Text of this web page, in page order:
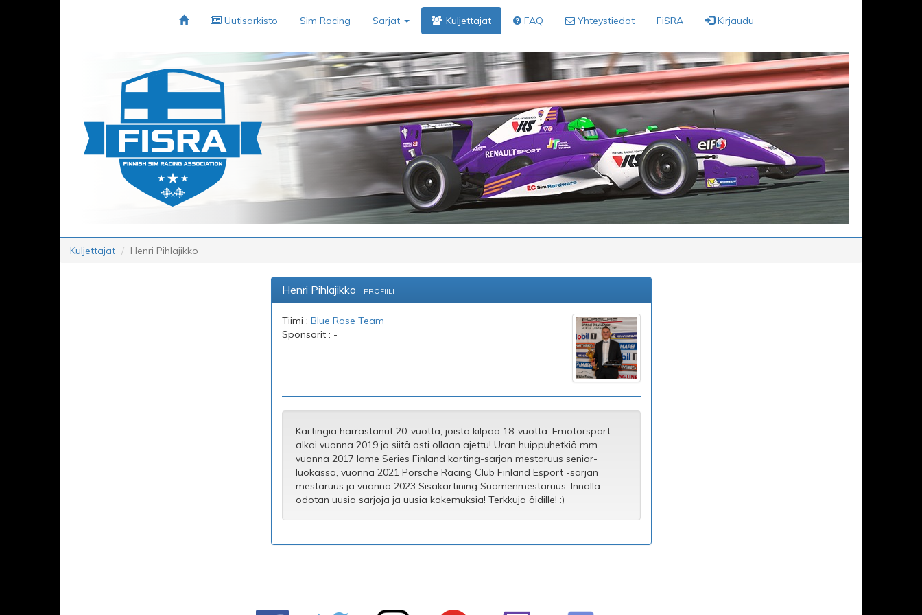
Uutisarkisto Sim Racing Sarjat Kuljettajat FAQ Yhteystiedot FiSRA Kirjaudu
Kuljettajat Henri Pihlajikko
Henri Pihlajikko - PROFIILI
Tiimi : Blue Rose Team
Sponsorit : -
Kartingia harrastanut 20-vuotta, joista kilpaa 18-vuotta. Emotorsport
alkoi vuonna 2019 ja siitä asti ollaan ajettu! Uran huippuhetkiä mm.
vuonna 2017 Iame Series Finland karting-sarjan mestaruus senior-
luokassa, vuonna 2021 Porsche Racing Club Finland Esport -sarjan
mestaruus ja vuonna 2023 Sisäkartining Suomenmestaruus. Innolla
odotan uusia sarjoja ja uusia kokemuksia! Terkkuja äidille! :)